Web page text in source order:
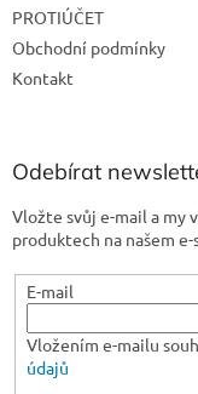
PROTIÚČET
Obchodní podmínky
Kontakt
Odebírat
Vložte svůj e-mail a my
produktech na našem e-
E-mail
Vložením e-mailu
údajů